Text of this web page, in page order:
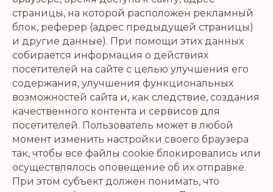
страницы, на которой расположен рекламный
блок, реферер (адрес предыдущей страницы)
и другие данные). При помощи этих данных
собирается информация о действиях
посетителей на сайте с целью улучшения его
содержания, улучшения функциональных
возможностей сайта и, как следствие, создания
качественного контента и сервисов для
посетителей. Пользователь может в любой
момент изменить настройки своего браузера
так, чтобы все файлы cookie блокировались или
осуществлялось оповещение об их отправке.
При этом субъект должен понимать, что